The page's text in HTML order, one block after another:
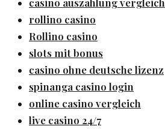
rollino casino
Rollino casino
slots mit bonus
casino ohne deutsche lizenz
spinanga casino login
online casino vergleich
live casino 24/7